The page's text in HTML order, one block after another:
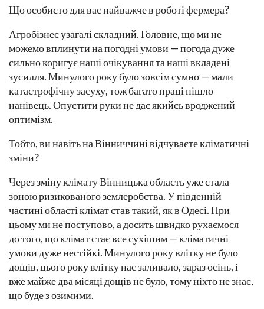
Що особисто для вас найважче в роботі фермера?
Агробізнес узагалі складний. Головне, що ми не
можемо вплинути на погодні умови — погода дуже
сильно коригує наші очікування та наші вкладені
зусилля. Минулого року було зовсім сумно — мали
катастрофічну засуху, тож багато праці пішло
нанівець. Опустити руки не дає якийсь вроджений
оптимізм.
Тобто, ви навіть на Вінниччині відчуваєте кліматичні
зміни?
Через зміну клімату Вінницька область уже стала
зоною ризикованого землеробства. У південній
частині області клімат став такий, як в Одесі. При
цьому ми не поступово, а досить швидко рухаємося
до того, що клімат стає все сухішим — кліматичні
умови дуже нестійкі. Минулого року влітку не було
дощів, цього року влітку нас заливало, зараз осінь, і
вже майже два місяці дощів не було, тому ніхто не знає,
що буде з озимими.